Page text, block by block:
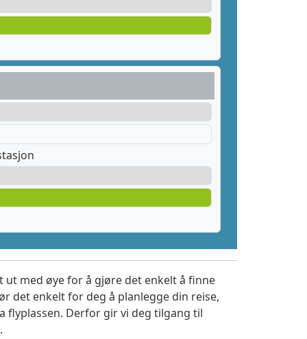
med øye for å gjøre det enkelt å finne
det enkelt for deg å planlegge din reise,
flyplassen. Derfor gir vi deg tilgang til